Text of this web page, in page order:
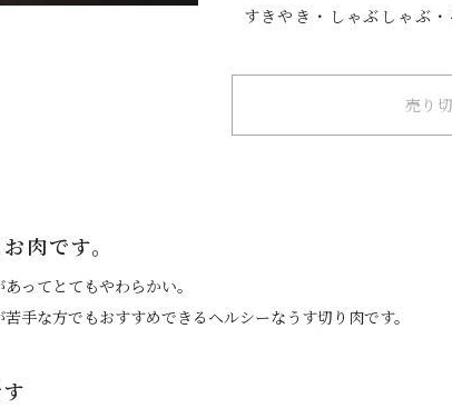
すきやき・しゃぶしゃぶ・
売り
肉です。
ってとてもやわらかい。
手な方でもおすすめできるヘルシーなうす切り肉です。